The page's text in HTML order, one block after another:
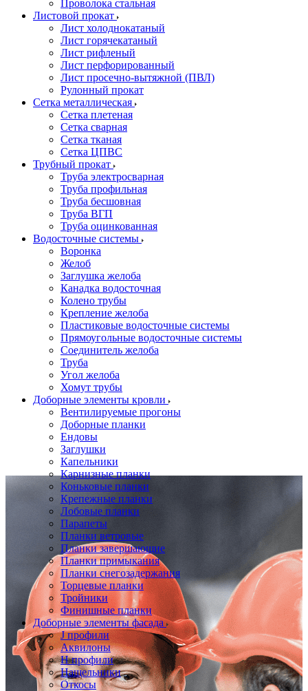
Проволока стальная
Листовой прокат
Лист холоднокатаный
Лист горячекатаный
Лист рифленый
Лист перфорированный
Лист просечно-вытяжной (ПВЛ)
Рулонный прокат
Сетка металлическая
Сетка плетеная
Сетка сварная
Сетка тканая
Сетка ЦПВС
Трубный прокат
Труба электросварная
Труба профильная
Труба бесшовная
Труба ВГП
Труба оцинкованная
Водосточные системы
Воронка
Желоб
Заглушка желоба
Канадка водосточная
Колено трубы
Крепление желоба
Пластиковые водосточные системы
Прямоугольные водосточные системы
Соединитель желоба
Труба
Угол желоба
Хомут трубы
Доборные элементы кровли
Вентилируемые прогоны
Доборные планки
Ендовы
Заглушки
Капельники
Карнизные планки
Коньковые планки
Крепежные планки
Лобовые планки
Парапеты
Планки ветровые
Планки завершающие
Планки примыкания
Планки снегозадержания
Торцевые планки
Тройники
Финишные планки
Доборные элементы фасада
J профили
Аквилоны
Н профили
Нащельники
Откосы